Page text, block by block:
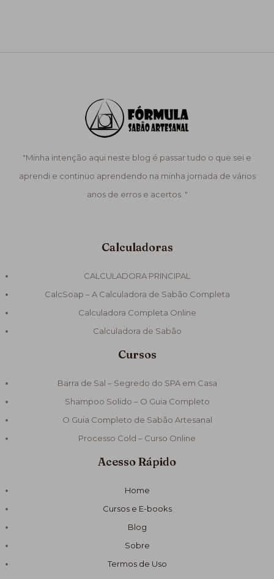
"Minha intenção aqui neste blog é passar tudo o que sei e
aprendi e continuo aprendendo na minha jornada de vários
anos de erros e acertos. "
Calculadoras
CALCULADORA PRINCIPAL
CalcSoap – A Calculadora de Sabão Completa
Calculadora Completa Online
Calculadora de Sabão
Cursos
Barra de Sal – Segredo do SPA em Casa
Shampoo Solido – O Guia Completo
O Guia Completo de Sabão Artesanal
Processo Cold – Curso Online
Acesso Rápido
Home
Cursos e E-books
Blog
Sobre
Termos de Uso